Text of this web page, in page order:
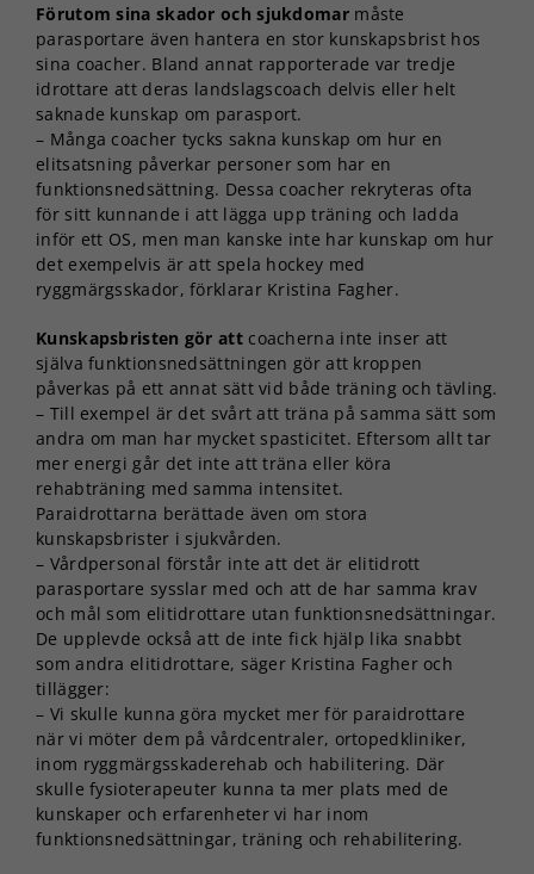
Förutom sina skador och sjukdomarmåste
parasportare även hantera en stor kunskapsbrist hos
sina coacher. Bland annat rapporterade var tredje
idrottare att deras landslagscoach delvis eller helt
saknade kunskap om parasport.
– Många coacher tycks sakna kunskap om hur en
elitsatsning påverkar personer som har en
funktionsnedsättning. Dessa coacher rekryteras ofta
för sitt kunnande i att lägga upp träning och ladda
inför ett OS, men man kanske inte har kunskap om hur
det exempelvis är att spela hockey med
ryggmärgsskador, förklarar Kristina Fagher.
Kunskapsbristen gör attcoacherna inte inser att
själva funktionsnedsättningen gör att kroppen
påverkas på ett annat sätt vid både träning och tävling.
– Till exempel är det svårt att träna på samma sätt som
andra om man har mycket spasticitet. Eftersom allt tar
mer energi går det inte att träna eller köra
rehabträning med samma intensitet.
Paraidrottarna berättade även om stora
kunskapsbrister i sjukvården.
– Vårdpersonal förstår inte att det är elitidrott
parasportare sysslar med och att de har samma krav
och mål som elitidrottare utan funktionsnedsättningar.
De upplevde också att de inte fick hjälp lika snabbt
som andra elitidrottare, säger Kristina Fagher och
tillägger:
– Vi skulle kunna göra mycket mer för paraidrottare
när vi möter dem på vårdcentraler, ortopedkliniker,
inom ryggmärgsskaderehab och habilitering. Där
skulle fysioterapeuter kunna ta mer plats med de
kunskaper och erfarenheter vi har inom
funktionsnedsättningar, träning och rehabilitering.